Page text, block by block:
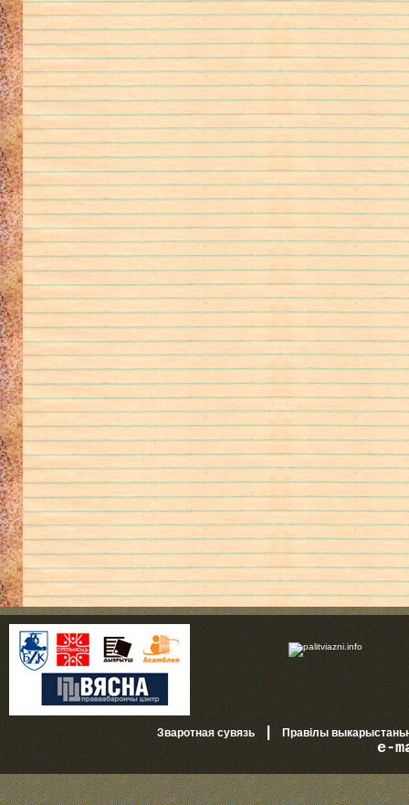
Зваротная сувязь| Правілы
e-